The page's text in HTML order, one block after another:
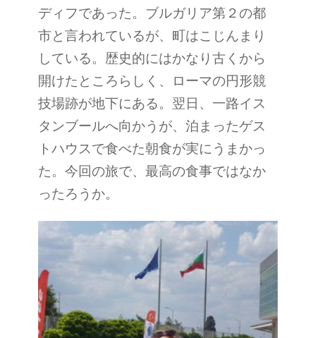
ディフであった。ブルガリア第２の都
市と言われているが、町はこじんまり
している。歴史的にはかなり古くから
開けたところらしく、ローマの円形競
技場跡が地下にある。翌日、一路イス
タンブールへ向かうが、泊まったゲス
トハウスで食べた朝食が実にうまかっ
た。今回の旅で、最高の食事ではなか
ったろうか。